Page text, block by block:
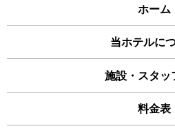
ホーム
当ホテルに
施設・スタッ
料金表